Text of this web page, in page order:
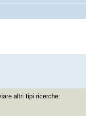
altri tipi ricerche: